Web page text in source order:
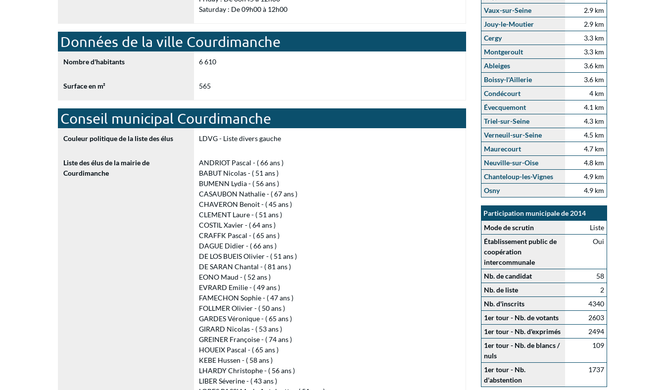
Saturday : De 09h00 à 12h00
Données de la ville Courdimanche
Nombre d'habitants 6 610
Surface en m² 565
Conseil municipal Courdimanche
Couleur politique de la liste des élus LDVG - Liste divers gauche
Liste des élus de la mairie de
Courdimanche
ANDRIOT Pascal - ( 66 ans )
BABUT Nicolas - ( 51 ans )
BUMENN Lydia - ( 56 ans )
CASAUBON Nathalie - ( 67 ans )
CHAVERON Benoit - ( 45 ans )
CLEMENT Laure - ( 51 ans )
COSTIL Xavier - ( 64 ans )
CRAFFK Pascal - ( 65 ans )
DAGUE Didier - ( 66 ans )
DE LOS BUEIS Olivier - ( 51 ans )
DE SARAN Chantal - ( 81 ans )
EONO Maud - ( 52 ans )
EVRARD Emilie - ( 49 ans )
FAMECHON Sophie - ( 47 ans )
FOLLMER Olivier - ( 50 ans )
GARDES Véronique - ( 65 ans )
GIRARD Nicolas - ( 53 ans )
GREINER Françoise - ( 74 ans )
HOUEIX Pascal - ( 65 ans )
KEBE Hussen - ( 58 ans )
LHARDY Christophe - ( 56 ans )
LIBER Séverine - ( 43 ans )
Vaux-sur-Seine
2.9 km
Jouy-le-Moutier
2.9 km
Cergy
3.3 km
Montgeroult
3.3 km
Ableiges
3.6 km
Boissy-l'Aillerie
3.6 km
Condécourt
4 km
Évecquemont
4.1 km
Triel-sur-Seine
4.3 km
Verneuil-sur-Seine
4.5 km
Maurecourt
4.7 km
Neuville-sur-Oise
4.8 km
Chanteloup-les-Vignes
4.9 km
Osny
4.9 km
Participation municipale de 2014
Mode de scrutin
Liste
Établissement public de
coopération
intercommunale
Oui
Nb. de candidat
58
Nb. de liste
2
Nb. d'inscrits
4340
1er tour - Nb. de votants
2603
1er tour - Nb. d'exprimés
2494
1er tour - Nb. de blancs /
nuls
109
1er tour - Nb.
d'abstention
1737